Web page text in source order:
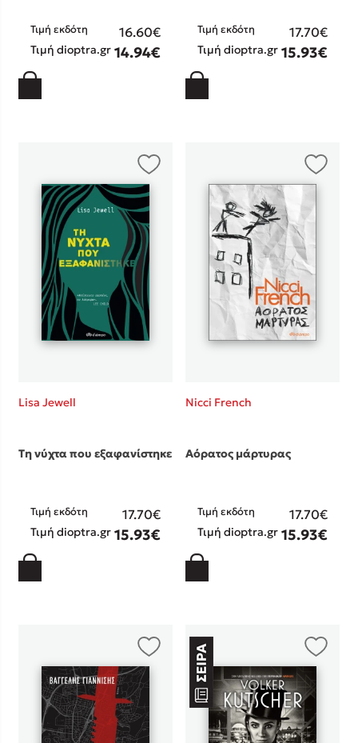
Τιμή εκδότη 16.60€
Τιμή dioptra.gr 14.94€
Τιμή εκδότη 17.70€
Τιμή dioptra.gr 15.93€
Lisa Jewell
Τη νύχτα που εξαφανίστηκε
Τιμή εκδότη 17.70€
Τιμή dioptra.gr 15.93€
Nicci French
Αόρατος μάρτυρας
Τιμή εκδότη 17.70€
Τιμή dioptra.gr 15.93€